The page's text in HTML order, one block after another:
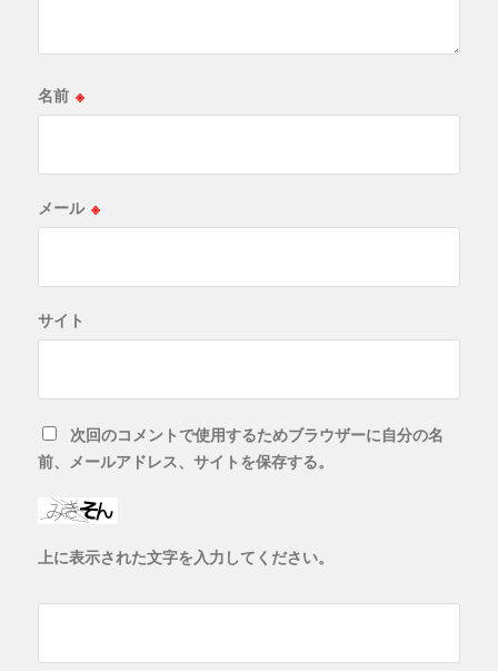
名前 ※
メール ※
サイト
次回のコメントで使用するためブラウザーに自分の名
前、メールアドレス、サイトを保存する。
上に表示された文字を入力してください。